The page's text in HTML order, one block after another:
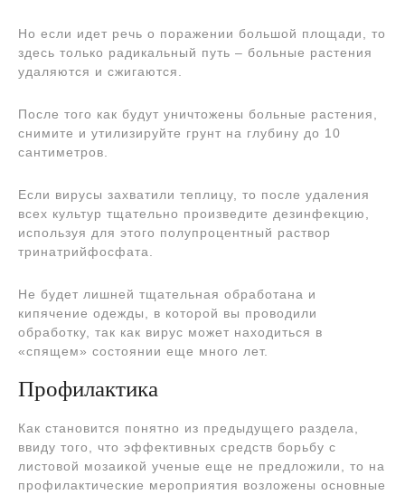
Но если идет речь о поражении большой площади, то
здесь только радикальный путь – больные растения
удаляются и сжигаются.
После того как будут уничтожены больные растения,
снимите и утилизируйте грунт на глубину до 10
сантиметров.
Если вирусы захватили теплицу, то после удаления
всех культур тщательно произведите дезинфекцию,
используя для этого полупроцентный раствор
тринатрийфосфата.
Не будет лишней тщательная обработана и
кипячение одежды, в которой вы проводили
обработку, так как вирус может находиться в
«спящем» состоянии еще много лет.
Профилактика
Как становится понятно из предыдущего раздела,
ввиду того, что эффективных средств борьбу с
листовой мозаикой ученые еще не предложили, то на
профилактические мероприятия возложены основные